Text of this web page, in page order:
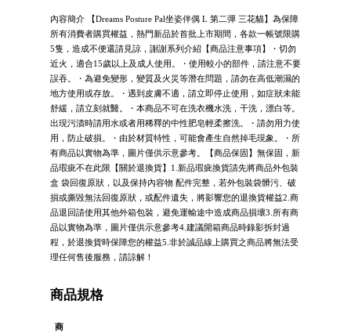
內容簡介 【Dreams Posture Pal坐姿伴偶 L 第二彈 三花貓】為保障
所有消費者購買權益，熱門新品於首批上市期間，各款一帳號限購
5隻，造成不便還請見諒，謝謝系列介紹【商品注意事項】・切勿
近火，適合15歲以上及成人使用。・使用較小的部件，請注意不要
誤吞。・為避免變形，變質及火災等潛在問題，請勿在高低潮濕的
地方使用或存放。・遇到皮膚不適，請立即停止使用，如症狀未能
舒緩，請立刻就醫。・本商品不可在洗衣機水洗，干洗，漂白等。
出現污漬時請用水或者用稀釋的中性肥皂輕柔擦洗。・請勿用力使
用，防止破損。・由於材質特性，可能會產生自然掉毛現象。・所
有商品以實物為準，圖片僅供示意參考。【商品保固】無保固，新
品瑕疵不在此限【關於退換貨】1.新品瑕疵換貨請先將商品外包裝
盒 袋回復原狀，以及保持內容物 配件完整，若外包裝袋髒污、破
損或撕毀無法回復原狀，或配件遺失，將影響您的退換貨權益2.商
品退回請使用其他外箱包裝，避免運輸途中造成商品損壞3.所有商
品以實物為準，圖片僅供示意參考4.建議開箱商品時錄影拆封過
程，於退換貨時保障您的權益5.非於誠品線上購買之商品將無法受
理任何售後服務，請諒解！
商品規格
商